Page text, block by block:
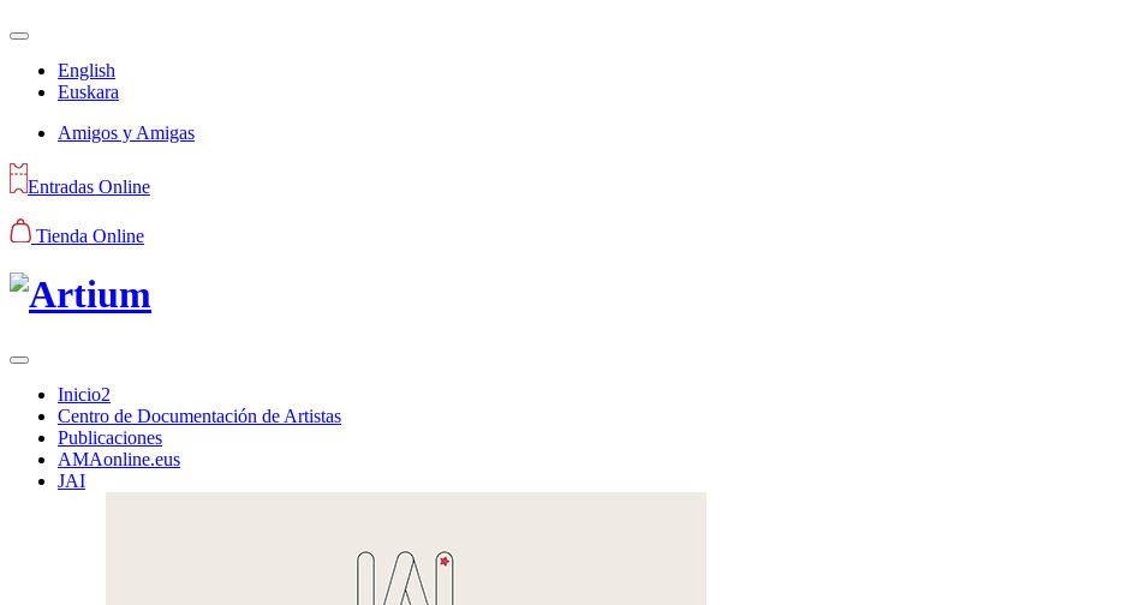
English
Euskara
Amigos y Amigas
Entradas Online
Tienda Online
Inicio2
Centro de Documentación de Artistas
Publicaciones
AMAonline.eus
JAI